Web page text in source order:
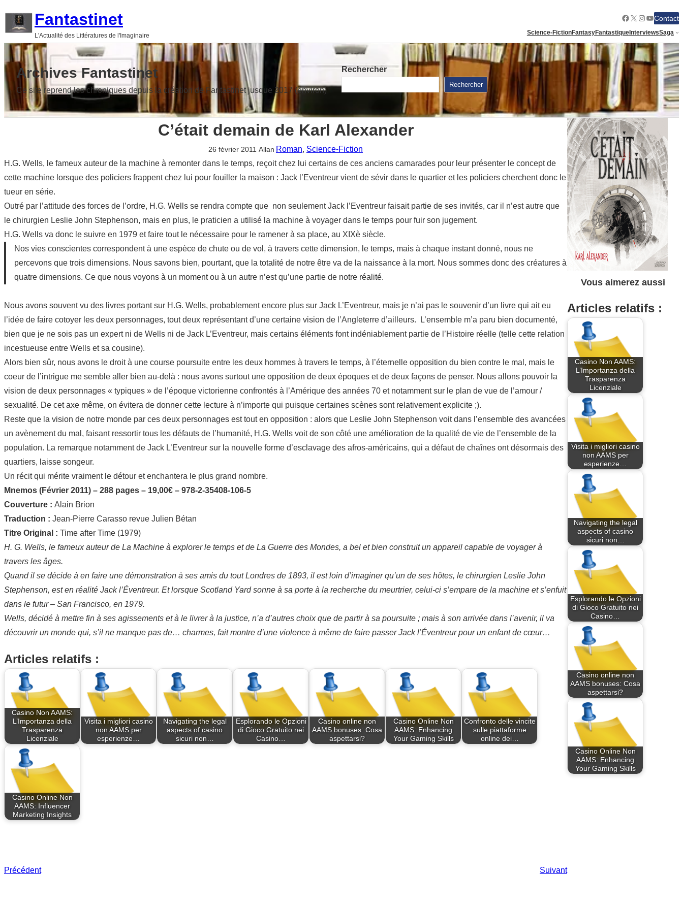
Fantastinet
L'Actualité des Littératures de l'Imaginaire
Facebook
X Instagram
YouTube
Contact
Science-FictionFantasyFantastiqueInterviewsSaga
Archives Fantastinet
Ce site reprend les chroniques depuis la création de Fantastinet jusque 2017 (environ)
Rechercher
Rechercher
C’était demain de Karl Alexander
26 février 2011 Allan Roman, Science-Fiction
H.G. Wells, le fameux auteur de la machine à remonter dans le temps, reçoit chez lui certains de ces anciens camarades pour leur présenter le concept de
cette machine lorsque des policiers frappent chez lui pour fouiller la maison : Jack l’Eventreur vient de sévir dans le quartier et les policiers cherchent donc le
tueur en série.
Outré par l’attitude des forces de l’ordre, H.G. Wells se rendra compte que non seulement Jack l’Eventreur faisait partie de ses invités, car il n’est autre que
le chirurgien Leslie John Stephenson, mais en plus, le praticien a utilisé la machine à voyager dans le temps pour fuir son jugement.
H.G. Wells va donc le suivre en 1979 et faire tout le nécessaire pour le ramener à sa place, au XIXè siècle.
Nos vies conscientes correspondent à une espèce de chute ou de vol, à travers cette dimension, le temps, mais à chaque instant donné, nous ne
percevons que trois dimensions. Nous savons bien, pourtant, que la totalité de notre être va de la naissance à la mort. Nous sommes donc des créatures à
quatre dimensions. Ce que nous voyons à un moment ou à un autre n’est qu’une partie de notre réalité.
Nous avons souvent vu des livres portant sur H.G. Wells, probablement encore plus sur Jack L’Eventreur, mais je n’ai pas le souvenir d’un livre qui ait eu
l’idée de faire cotoyer les deux personnages, tout deux représentant d’une certaine vision de l’Angleterre d’ailleurs. L’ensemble m’a paru bien documenté,
bien que je ne sois pas un expert ni de Wells ni de Jack L’Eventreur, mais certains éléments font indéniablement partie de l’Histoire réelle (telle cette relation
incestueuse entre Wells et sa cousine).
Alors bien sûr, nous avons le droit à une course poursuite entre les deux hommes à travers le temps, à l’éternelle opposition du bien contre le mal, mais le
coeur de l’intrigue me semble aller bien au-delà : nous avons surtout une opposition de deux époques et de deux façons de penser. Nous allons pouvoir la
vision de deux personnages « typiques » de l’époque victorienne confrontés à l’Amérique des années 70 et notamment sur le plan de vue de l’amour /
sexualité. De cet axe même, on évitera de donner cette lecture à n’importe qui puisque certaines scènes sont relativement explicite ;).
Reste que la vision de notre monde par ces deux personnages est tout en opposition : alors que Leslie John Stephenson voit dans l’ensemble des avancées
un avènement du mal, faisant ressortir tous les défauts de l’humanité, H.G. Wells voit de son côté une amélioration de la qualité de vie de l’ensemble de la
population. La remarque notamment de Jack L’Eventreur sur la nouvelle forme d’esclavage des afros-américains, qui a défaut de chaînes ont désormais des
quartiers, laisse songeur.
Un récit qui mérite vraiment le détour et enchantera le plus grand nombre.
Mnemos (Février 2011) – 288 pages – 19,00€ – 978-2-35408-106-5
Couverture : Alain Brion
Traduction : Jean-Pierre Carasso revue Julien Bétan
Titre Original : Time after Time (1979)
H. G. Wells, le fameux auteur de La Machine à explorer le temps et de La Guerre des Mondes, a bel et bien construit un appareil capable de voyager à
travers les âges.
Quand il se décide à en faire une démonstration à ses amis du tout Londres de 1893, il est loin d’imaginer qu’un de ses hôtes, le chirurgien Leslie John
Stephenson, est en réalité Jack l’Éventreur. Et lorsque Scotland Yard sonne à sa porte à la recherche du meurtrier, celui-ci s’empare de la machine et s’enfuit
dans le futur – San Francisco, en 1979.
Wells, décidé à mettre fin à ses agissements et à le livrer à la justice, n’a d’autres choix que de partir à sa poursuite ; mais à son arrivée dans l’avenir, il va
découvrir un monde qui, s’il ne manque pas de… charmes, fait montre d’une violence à même de faire passer Jack l’Éventreur pour un enfant de cœur…
Articles relatifs :
Casino Non AAMS:
L’Importanza della
Trasparenza
Licenziale
Visita i migliori casino
non AAMS per
esperienze…
Navigating the legal
aspects of casino
sicuri non…
Esplorando le Opzioni
di Gioco Gratuito nei
Casino…
Casino online non
AAMS bonuses: Cosa
aspettarsi?
Casino Online Non
AAMS: Enhancing
Your Gaming Skills
Confronto delle vincite
sulle piattaforme
online dei…
Casino Online Non
AAMS: Influencer
Marketing Insights
Précédent Suivant
Vous aimerez aussi
Articles relatifs :
Casino Non AAMS:
L’Importanza della
Trasparenza
Licenziale
Visita i migliori casino
non AAMS per
esperienze…
Navigating the legal
aspects of casino
sicuri non…
Esplorando le Opzioni
di Gioco Gratuito nei
Casino…
Casino online non
AAMS bonuses: Cosa
aspettarsi?
Casino Online Non
AAMS: Enhancing
Your Gaming Skills